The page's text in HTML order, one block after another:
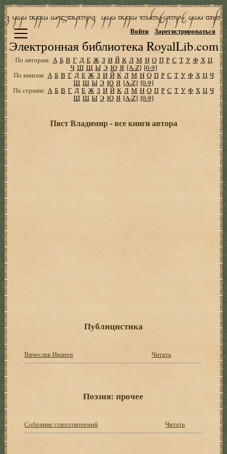
Электронная библиотека RoyalLib.com
Войти Зарегистрироваться
По авторам: А Б В Г Д Е Ж З И Й К Л М Н О П Р С Т У Ф Х Ц
Ч Ш Щ Ы Э Ю Я [A-Z] [0-9]
По книгам: А Б В Г Д Е Ж З И Й К Л М Н О П Р С Т У Ф Х Ц Ч
Ш Щ Ы Э Ю Я [A-Z] [0-9]
По сериям: А Б В Г Д Е Ж З И Й К Л М Н О П Р С Т У Ф Х Ц Ч
Ш Щ Ы Э Ю Я [A-Z] [0-9]
Пяст Владимир - все книги автора
Публицистика
Вячеслав Иванов Читать
Поэзия: прочее
Собрание стихотворений Читать